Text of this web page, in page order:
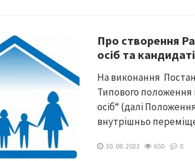
Про створення
осіб та
На виконання
Типового
осіб“ (далі
внутрішньо
30. 08. 2023 650 0